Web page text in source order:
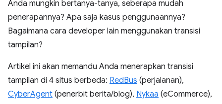
Anda mungkin bertanya-tanya, seberapa mudah
penerapannya? Apa saja kasus penggunaannya?
Bagaimana cara developer lain menggunakan transisi
tampilan?
Artikel ini akan memandu Anda menerapkan transisi
tampilan di 4 situs berbeda: RedBus (perjalanan),
CyberAgent (penerbit berita/blog), Nykaa (eCommerce),